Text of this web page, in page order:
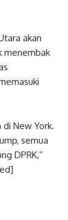
akan
menembak
New York.
semua
DPRK,”